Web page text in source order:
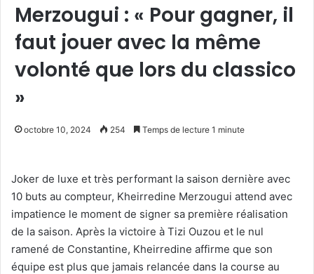
Merzougui : « Pour gagner, il
faut jouer avec la même
volonté que lors du classico
»
octobre 10, 2024 254 Temps de lecture 1 minute
Joker de luxe et très performant la saison dernière avec
10 buts au compteur, Kheirredine Merzougui attend avec
impatience le moment de signer sa première réalisation
de la saison. Après la victoire à Tizi Ouzou et le nul
ramené de Constantine, Kheirredine affirme que son
équipe est plus que jamais relancée dans la course au